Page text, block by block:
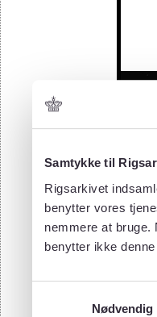
Samtykke til
Rigsarkivet
benytter vores
nemmere at
benytter ikke
Nødvendig